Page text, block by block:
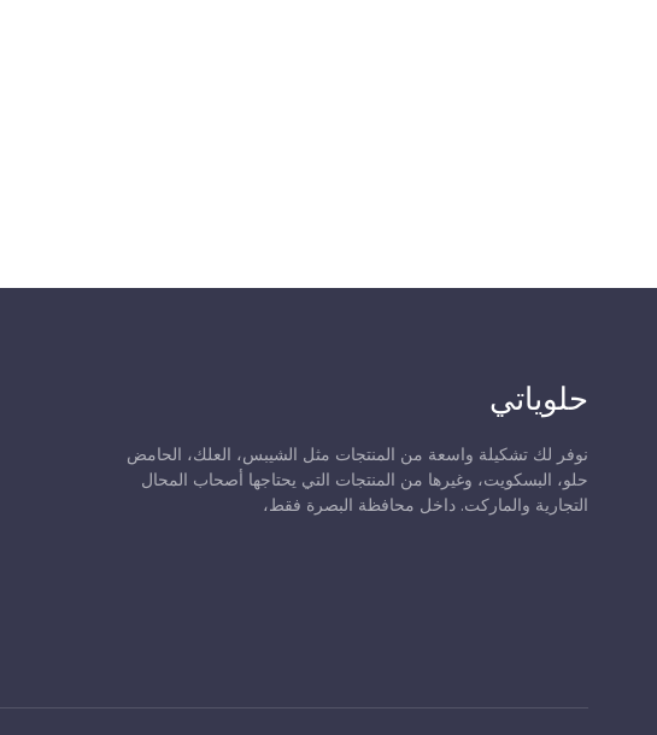
حلوياتي
نوفر لك تشكيلة واسعة من المنتجات مثل الشيبس، العلك، الحامض
حلو، البسكويت، وغيرها من المنتجات التي يحتاجها أصحاب المحال
التجارية والماركت. داخل محافظة البصرة فقط،